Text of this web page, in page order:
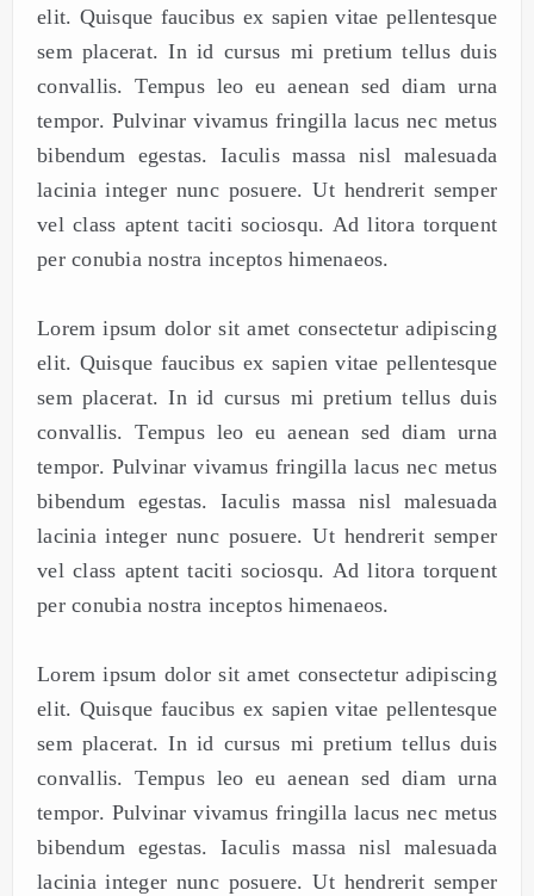
elit. Quisque faucibus ex sapien vitae pellentesque
sem placerat. In id cursus mi pretium tellus duis
convallis. Tempus leo eu aenean sed diam urna
tempor. Pulvinar vivamus fringilla lacus nec metus
bibendum egestas. Iaculis massa nisl malesuada
lacinia integer nunc posuere. Ut hendrerit semper
vel class aptent taciti sociosqu. Ad litora torquent
per conubia nostra inceptos himenaeos.
Lorem ipsum dolor sit amet consectetur adipiscing
elit. Quisque faucibus ex sapien vitae pellentesque
sem placerat. In id cursus mi pretium tellus duis
convallis. Tempus leo eu aenean sed diam urna
tempor. Pulvinar vivamus fringilla lacus nec metus
bibendum egestas. Iaculis massa nisl malesuada
lacinia integer nunc posuere. Ut hendrerit semper
vel class aptent taciti sociosqu. Ad litora torquent
per conubia nostra inceptos himenaeos.
Lorem ipsum dolor sit amet consectetur adipiscing
elit. Quisque faucibus ex sapien vitae pellentesque
sem placerat. In id cursus mi pretium tellus duis
convallis. Tempus leo eu aenean sed diam urna
tempor. Pulvinar vivamus fringilla lacus nec metus
bibendum egestas. Iaculis massa nisl malesuada
lacinia integer nunc posuere. Ut hendrerit semper